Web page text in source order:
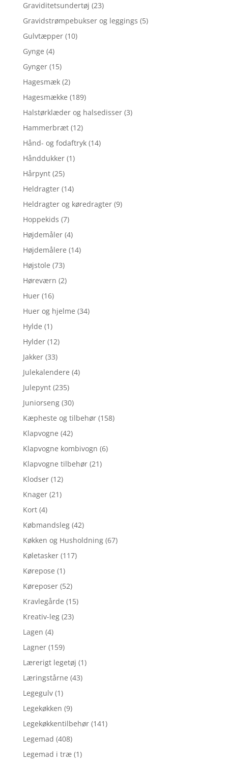
Graviditetsundertøj (23)
Gravidstrømpebukser og leggings (5)
Gulvtæpper (10)
Gynge (4)
Gynger (15)
Hagesmæk (2)
Hagesmække (189)
Halstørklæder og halsedisser (3)
Hammerbræt (12)
Hånd- og fodaftryk (14)
Hånddukker (1)
Hårpynt (25)
Heldragter (14)
Heldragter og køredragter (9)
Hoppekids (7)
Højdemåler (4)
Højdemålere (14)
Højstole (73)
Høreværn (2)
Huer (16)
Huer og hjelme (34)
Hylde (1)
Hylder (12)
Jakker (33)
Julekalendere (4)
Julepynt (235)
Juniorseng (30)
Kæpheste og tilbehør (158)
Klapvogne (42)
Klapvogne kombivogn (6)
Klapvogne tilbehør (21)
Klodser (12)
Knager (21)
Kort (4)
Købmandsleg (42)
Køkken og Husholdning (67)
Køletasker (117)
Kørepose (1)
Køreposer (52)
Kravlegårde (15)
Kreativ-leg (23)
Lagen (4)
Lagner (159)
Lærerigt legetøj (1)
Læringstårne (43)
Legegulv (1)
Legekøkken (9)
Legekøkkentilbehør (141)
Legemad (408)
Legemad i træ (1)